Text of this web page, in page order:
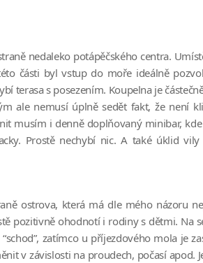
nedaleko potápěčského centra.
části byl vstup do moře ideálně
terasa s posezením. Koupelna je
ale nemusí úplně sedět fakt, že není
musím i denně doplňovaný minibar,
Prostě nechybí nic. A také úklid
ostrova, která má dle mého názoru
pozitivně ohodnotí i rodiny s dětmi. Na
zatímco u příjezdového mola je
v závislosti na proudech, počasí apod.